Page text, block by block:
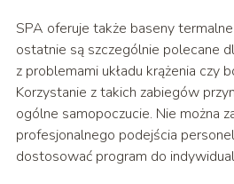
SPA oferuje także baseny
ostatnie są szczególnie polecane
z problemami układu krążenia czy
Korzystanie z takich zabiegów
ogólne samopoczucie. Nie można
profesjonalnego podejścia
dostosować program do